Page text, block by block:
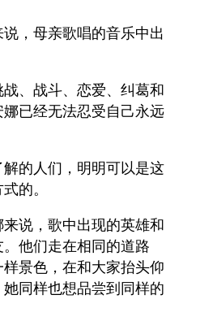
，母亲歌唱的音乐中出
、战斗、恋爱、纠葛和
已经无法忍受自己永远
的人们，明明可以是这
的。
说，歌中出现的英雄和
他们走在相同的道路
景色，在和大家抬头仰
同样也想品尝到同样的